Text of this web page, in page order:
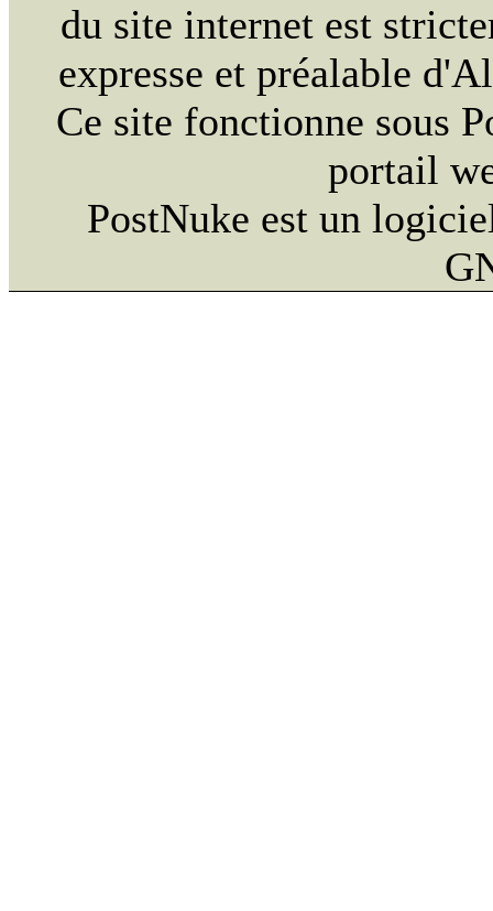
du site internet est
expresse et préalable
Ce site fonctionne sous
portail
PostNuke est un